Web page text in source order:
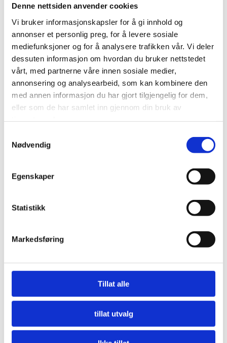
Denne nettsiden anvender cookies
Vi bruker informasjonskapsler for å gi innhold og
annonser et personlig preg, for å levere sosiale
mediefunksjoner og for å analysere trafikken vår. Vi deler
dessuten informasjon om hvordan du bruker nettstedet
vårt, med partnerne våre innen sosiale medier,
annonsering og analysearbeid, som kan kombinere den
med annen informasjon du har gjort tilgjengelig for dem,
eller som de har samlet inn gjennom din bruk av
Nødvendig
Egenskaper
Statistikk
Markedsføring
Tillat alle
tillat utvalg
Nå må offentlige innkjøpere etterspørre miljø
LES MER